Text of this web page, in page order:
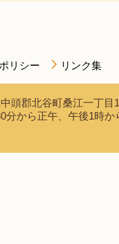
リシー リンク集
頭郡北谷町桑江一丁
から正午、午後1時か